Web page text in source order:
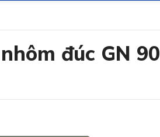
đúc GN 90